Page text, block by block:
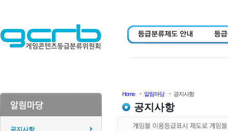
공지사항
Home 알림마당 공지사항
공지사항